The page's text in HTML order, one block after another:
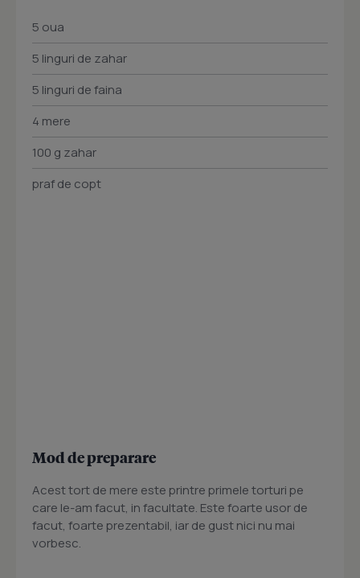
5 oua
5 linguri de zahar
5 linguri de faina
4 mere
100 g zahar
praf de copt
Mod de preparare
Acest tort de mere este printre primele torturi pe
care le-am facut, in facultate. Este foarte usor de
facut, foarte prezentabil, iar de gust nici nu mai
vorbesc.